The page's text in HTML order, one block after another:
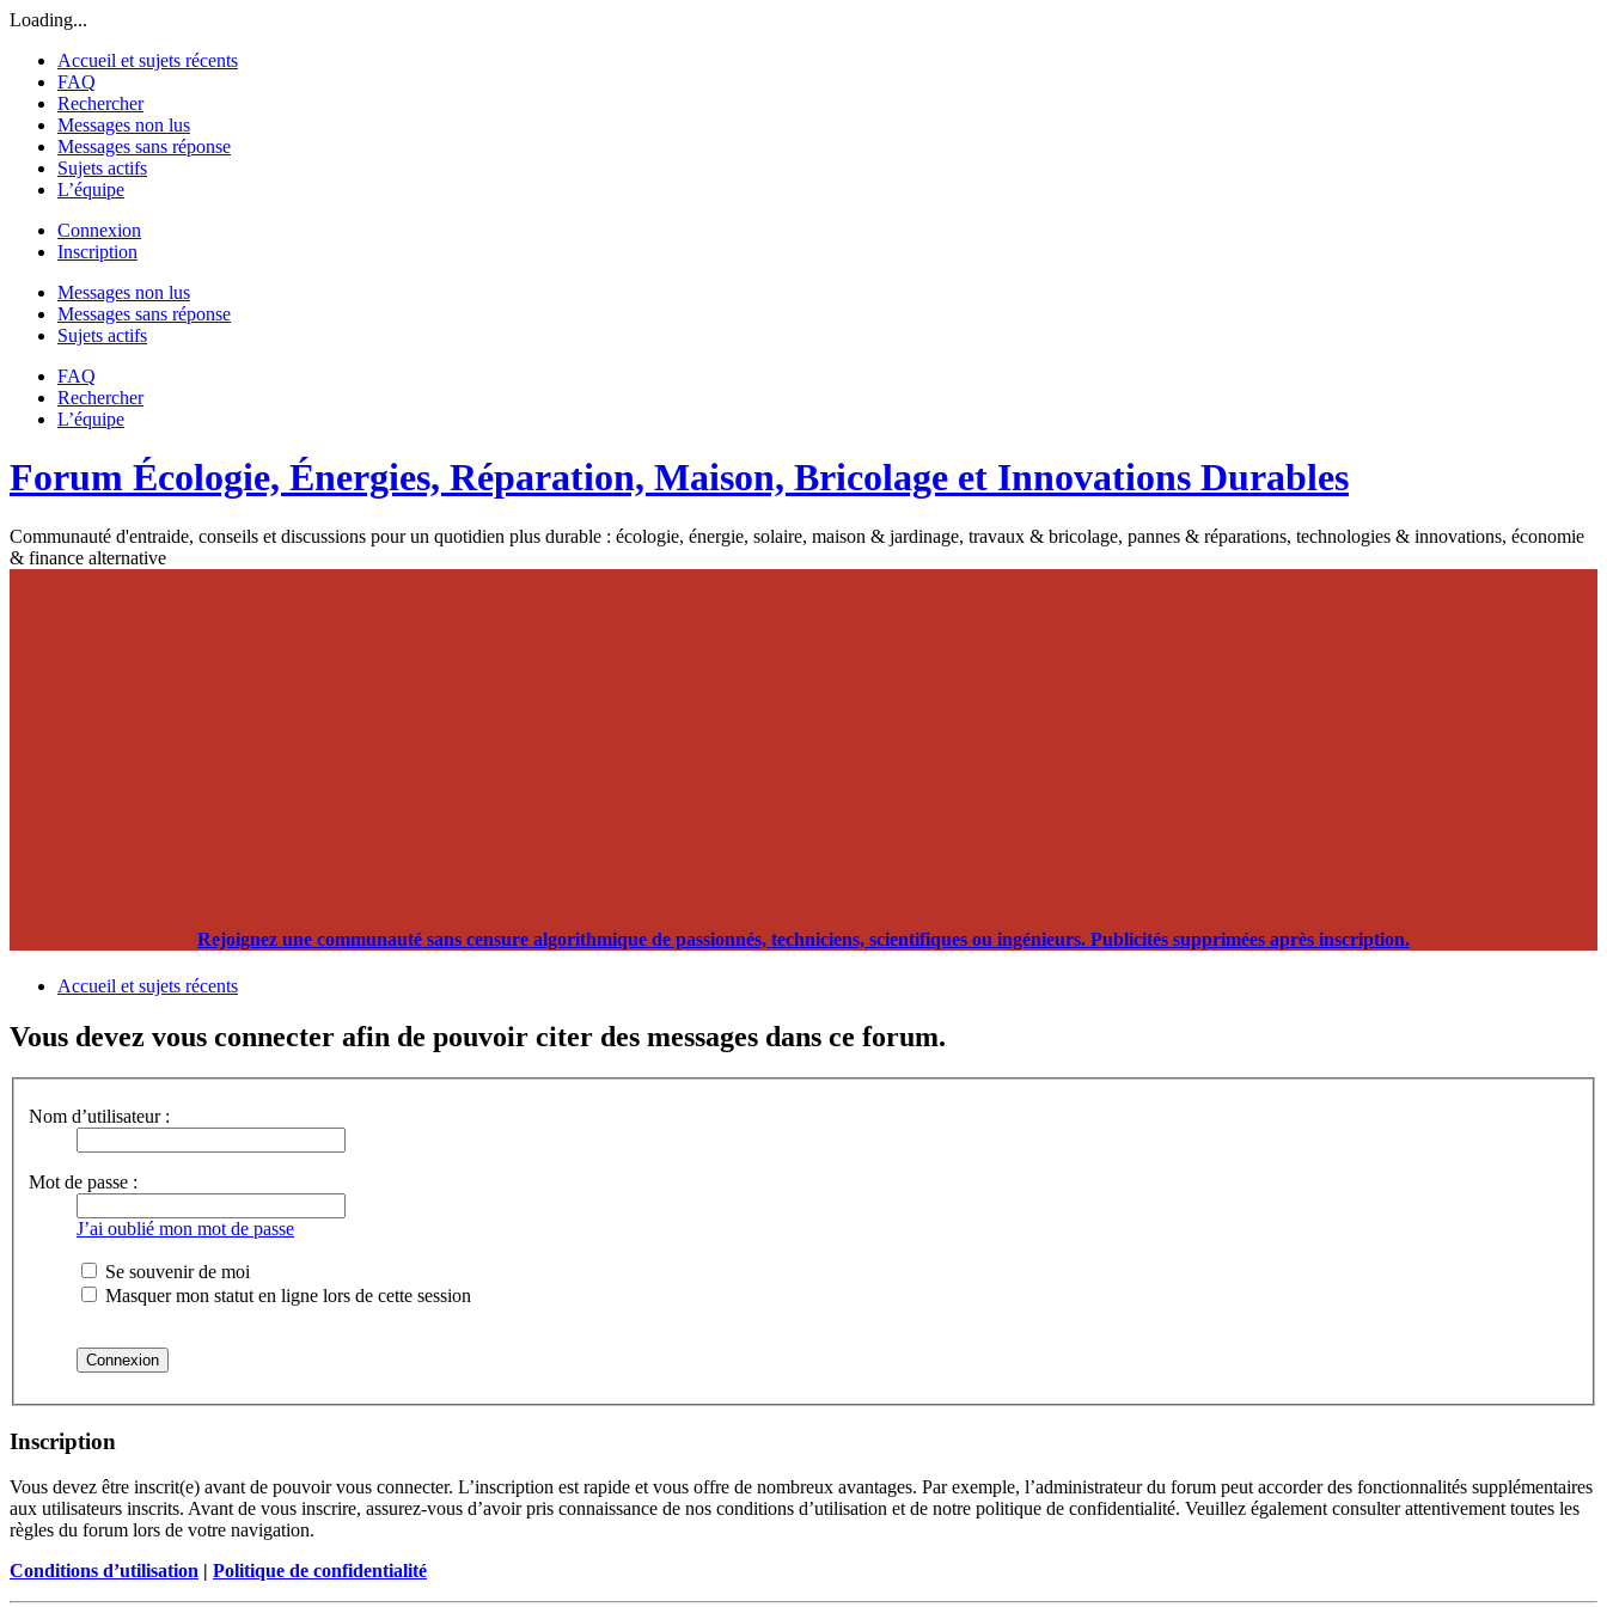
Loading...
Accueil et sujets récents
FAQ
Rechercher
Messages non lus
Messages sans réponse
Sujets actifs
L’équipe
Connexion
Inscription
Messages non lus
Messages sans réponse
Sujets actifs
FAQ
Rechercher
L’équipe
Forum Écologie, Énergies, Réparation, Maison, Bricolage et Innovations Durables
Communauté d'entraide, conseils et discussions pour un quotidien plus durable : écologie, énergie, solaire, maison & jardinage, travaux & bricolage, pannes & réparations, technologies & innovations, économie
& finance alternative
Rejoignez une communauté sans censure algorithmique de passionnés, techniciens, scientifiques ou ingénieurs. Publicités supprimées après inscription.
Accueil et sujets récents
Vous devez vous connecter afin de pouvoir citer des messages dans ce forum.
Nom d’utilisateur :
Mot de passe :
J’ai oublié mon mot de passe
Se souvenir de moi
Masquer mon statut en ligne lors de cette session
Inscription
Vous devez être inscrit(e) avant de pouvoir vous connecter. L’inscription est rapide et vous offre de nombreux avantages. Par exemple, l’administrateur du forum peut accorder des fonctionnalités supplémentaires
aux utilisateurs inscrits. Avant de vous inscrire, assurez-vous d’avoir pris connaissance de nos conditions d’utilisation et de notre politique de confidentialité. Veuillez également consulter attentivement toutes les
règles du forum lors de votre navigation.
Conditions d’utilisation | Politique de confidentialité